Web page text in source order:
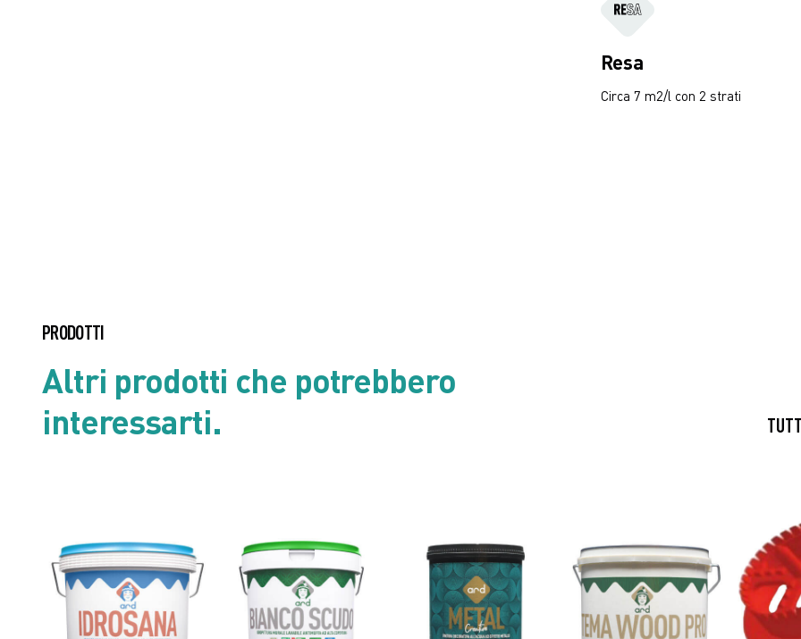
Resa
Circa 7 m2/l con 2 strati
PRODOTTI
Altri prodotti che potrebbero
interessarti.